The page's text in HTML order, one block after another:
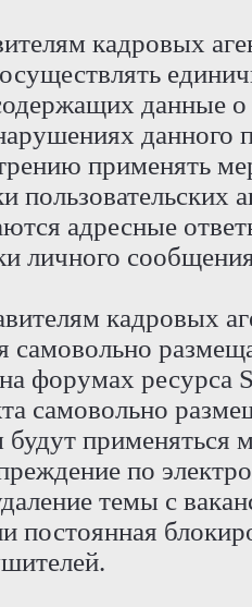
кадровых
данные о
данного
применять
адресные
личного
кадровых
самовольно
форумах
самовольно
применяться
по
темы с
постоянная